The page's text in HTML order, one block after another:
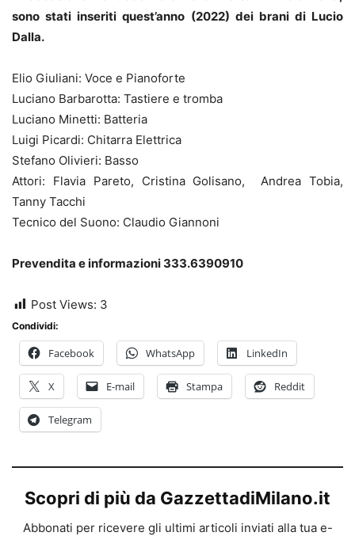
sono stati inseriti quest’anno (2022) dei brani di Lucio
Dalla.
Elio Giuliani: Voce e Pianoforte
Luciano Barbarotta: Tastiere e tromba
Luciano Minetti: Batteria
Luigi Picardi: Chitarra Elettrica
Stefano Olivieri: Basso
Attori: Flavia Pareto, Cristina Golisano, Andrea Tobia,
Tanny Tacchi
Tecnico del Suono: Claudio Giannoni
Prevendita e informazioni 333.6390910
Post Views: 3
Condividi:
Facebook WhatsApp LinkedIn
X E-mail Stampa Reddit
Telegram
Scopri di più da GazzettadiMilano.it
Abbonati per ricevere gli ultimi articoli inviati alla tua e-